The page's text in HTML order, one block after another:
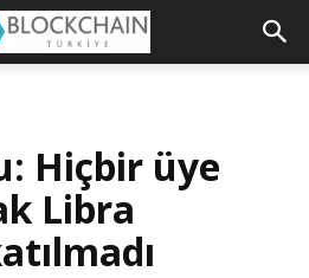
Hiçbir üye
Libra